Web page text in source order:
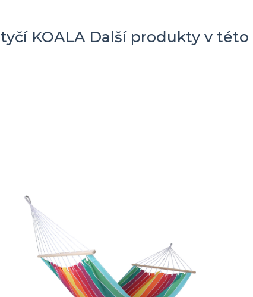
KOALA Další produkty v